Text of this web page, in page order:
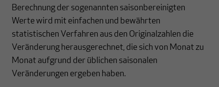
Berechnung der sogenannten saisonbereinigten
Werte wird mit einfachen und bewährten
statistischen Verfahren aus den Originalzahlen die
Veränderung herausgerechnet, die sich von Monat zu
Monat aufgrund der üblichen saisonalen
Veränderungen ergeben haben.